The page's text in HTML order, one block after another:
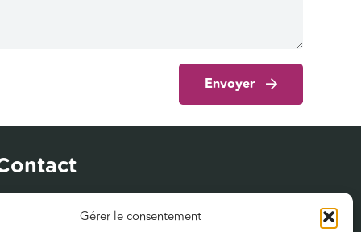
Gérer le consentement
Envoyer
122 bis, rue du Faubourg Saint-Jean